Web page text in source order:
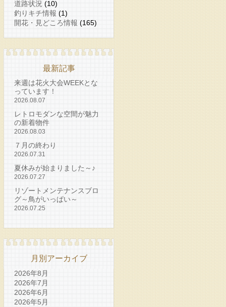
道路状況 (10)
釣りキチ情報 (1)
開花・見どころ情報 (165)
最新記事
来週は花火大会WEEKとな
っています！
2026.08.07
レトロモダンな空間が魅力
の新着物件
2026.08.03
７月の終わり
2026.07.31
夏休みが始まりました～♪
2026.07.27
リゾートメンテナンスブロ
グ～鳥がいっぱい～
2026.07.25
月別アーカイブ
2026年8月
2026年7月
2026年6月
2026年5月